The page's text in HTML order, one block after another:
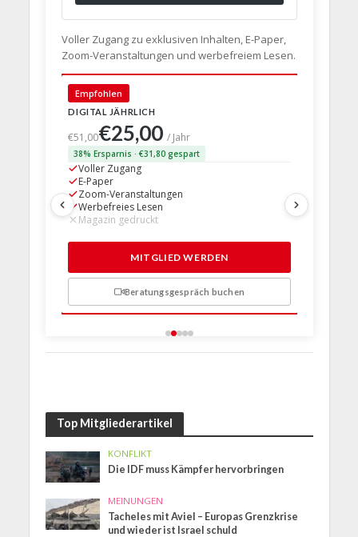
Voller Zugang zu exklusiven Inhalten, E-Paper,
Zoom-Veranstaltungen und werbefreiem Lesen.
Empfohlen
DIGITAL JÄHRLICH
€51,00€25,00/ Jahr
38% Ersparnis · €31,80 gespart
Voller Zugang
E-Paper
Zoom-Veranstaltungen
Werbefreies Lesen
Magazin gedruckt
MITGLIED WERDEN
Beratungsgespräch buchen
Top Mitgliederartikel
KONFLIKT
Die IDF muss Kämpfer hervorbringen
MEINUNGEN
Tacheles mit Aviel – Europas Grenzkrise
und wieder ist Israel schuld